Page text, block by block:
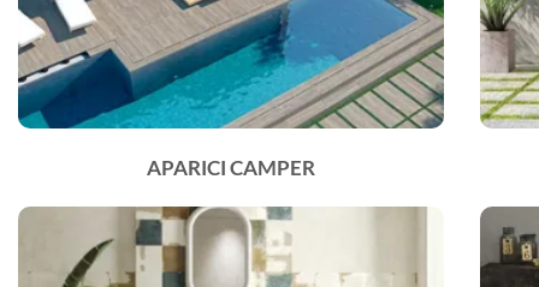
APARICI CAMPER